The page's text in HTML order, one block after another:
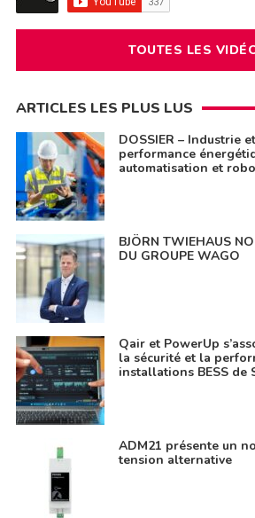
TOUTES LES
ARTICLES LES PLUS LUS
DOSSIER – Industrie
performance
automatisation et
BJÖRN TWIEHAUS
DU GROUPE WAGO
Qair et PowerUp
la sécurité et la
installations BESS de
ADM21 présente un
tension alternative